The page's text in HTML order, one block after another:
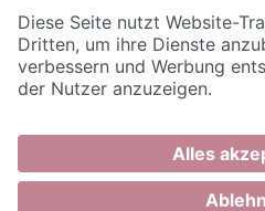
© 2026, Solothurner Spitäler AG
Impressum
Disclaimer/Datenschutz